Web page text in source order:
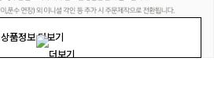
상품정보 더보기